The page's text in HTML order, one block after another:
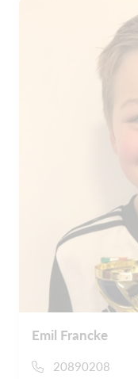
Emil Francke
20890208